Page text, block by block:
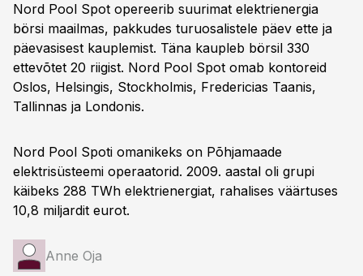
Nord Pool Spot opereerib suurimat elektrienergia
börsi maailmas, pakkudes turuosalistele päev ette ja
päevasisest kauplemist. Täna kaupleb börsil 330
ettevõtet 20 riigist. Nord Pool Spot omab kontoreid
Oslos, Helsingis, Stockholmis, Fredericias Taanis,
Tallinnas ja Londonis.
Nord Pool Spoti omanikeks on Põhjamaade
elektrisüsteemi operaatorid. 2009. aastal oli grupi
käibeks 288 TWh elektrienergiat, rahalises väärtuses
10,8 miljardit eurot.
Anne Oja